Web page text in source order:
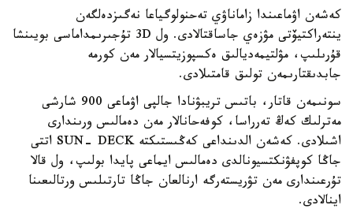
كەشەن اۋماعىندا زاماناۋي تەحنولوگياعا نەگىزدەلگەن
ينتەراكتيۆتى مۋزەي جاساقتالادى. ول 3D تۇجىرىمداماسى بويىنشا
قۇرىلىپ، مۋلتيمەديالىق ەكسپوزيتسيالار مەن كورمە
جابدىقتارىمەن تولىق قامتىلادى.
سونىمەن قاتار، باتىس تريبۋنادا جالپى اۋماعى 900 شارشى
مەترلىك كەڭ تەرراسا، كوفەحانالار مەن دەمالىس ورىندارى
اشىلادى. كەشەن الدىنداعى كەڭىستىكتە SUN- DECK اتتى
جاڭا كوپفۋنكتسيونالدى دەمالىس ايماعى پايدا بولىپ، ول قالا
تۇرعىندارى مەن تۋريستەرگە ارنالعان جاڭا تارتىلىس ورتالىعىنا
اينالادى.